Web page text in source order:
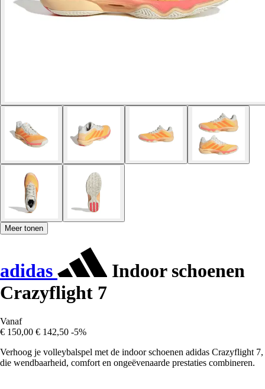
Meer tonen
adidas
Indoor schoenen
Crazyflight 7
Vanaf
€ 150,00 € 142,50 -5%
Verhoog je volleybalspel met de indoor schoenen adidas Crazyflight 7,
die wendbaarheid, comfort en ongeëvenaarde prestaties combineren.